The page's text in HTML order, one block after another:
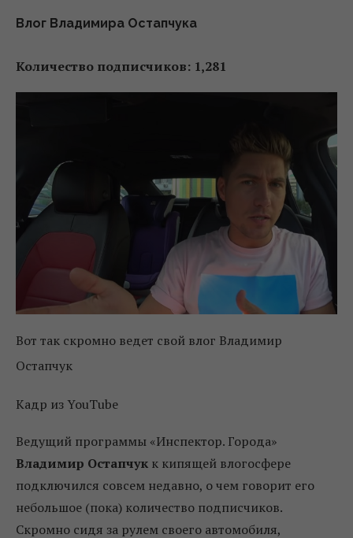
Влог Владимира Остапчука
Количество подписчиков: 1,281
Вот так скромно ведет свой влог Владимир
Остапчук
Кадр из YouTube
Ведущий программы «Инспектор. Города»
Владимир Остапчук к кипящей влогосфере
подключился совсем недавно, о чем говорит его
небольшое (пока) количество подписчиков.
Скромно сидя за рулем своего автомобиля,